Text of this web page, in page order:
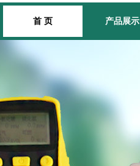
首 页 产品展示